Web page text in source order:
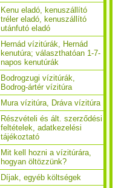
Kenu eladó, kenuszállító
tréler eladó, kenuszállító
utánfutó eladó
Hernád vízitúrák, Hernád
kenutúra; választhatóan 1-7-
napos kenutúrák
Bodrogzugi vízitúrák,
Bodrog-ártér vízitúra
Mura vízitúra, Dráva vízitúra
Részvételi és ált. szerződési
feltételek, adatkezelési
tájékoztató
Mit kell hozni a vízitúrára,
hogyan öltözzünk?
Díjak, egyéb költségek